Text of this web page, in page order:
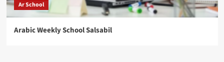
Ar School
Arabic Weekly School Salsabil